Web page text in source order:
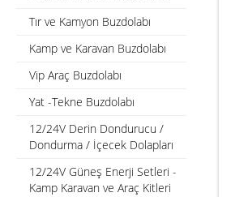
Tır ve Kamyon Buzdolabı
Kamp ve Karavan Buzdolabı
Vip Araç Buzdolabı
Yat -Tekne Buzdolabı
12/24V Derin Dondurucu /
Dondurma / İçecek Dolapları
12/24V Güneş Enerji Setleri -
Kamp Karavan ve Araç Kitleri